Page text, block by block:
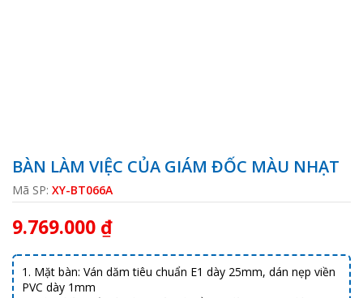
BÀN LÀM VIỆC CỦA GIÁM ĐỐC MÀU NHẠT
Mã SP: XY-BT066A
9.769.000 ₫
1. Mặt bàn: Ván dăm tiêu chuẩn E1 dày 25mm, dán nẹp viền
PVC dày 1mm